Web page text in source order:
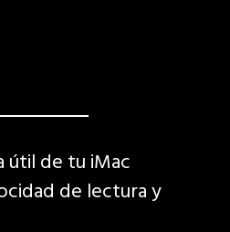
útil de tu iMac
de lectura y